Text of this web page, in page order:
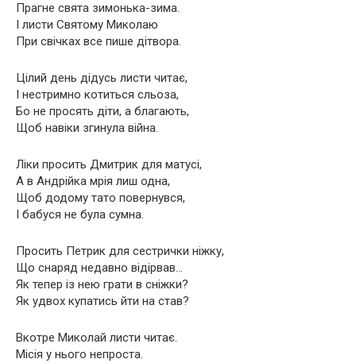
Прагне свята зимонька-зима.
І листи Святому Миколаю
При свічках все пише дітвора.
Цілий день дідусь листи читає,
І нестримно котиться сльоза,
Бо не просять діти, а благають,
Щоб навіки згинула війна.
Ліки просить Дмитрик для матусі,
А в Андрійка мрія лиш одна,
Щоб додому тато повернувся,
І бабуся не була сумна.
Просить Петрик для сестрички ніжку,
Що снаряд недавно відірвав…
Як тепер із нею грати в сніжки?
Як удвох купатись йти на став?
Вкотре Миколай листи читає.
Місія у нього непроста.